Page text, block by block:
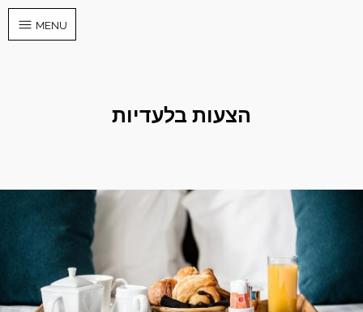
MENU
הצעות בלעדיות